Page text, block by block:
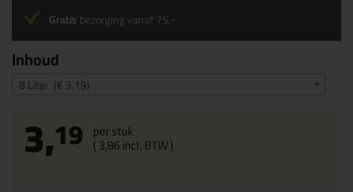
Inhoud
8 Liter (€ 3,19)
3,19 per stuk
(3,86incl. BTW )
Gratisbezorging vanaf 75,-